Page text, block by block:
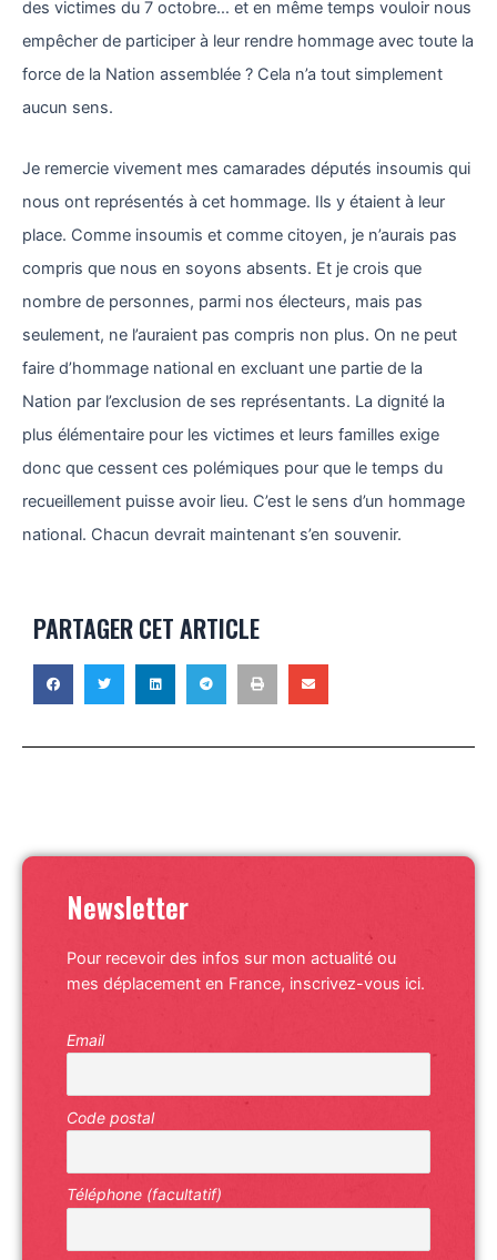
des victimes du 7 octobre… et en même temps vouloir nous
empêcher de participer à leur rendre hommage avec toute la
force de la Nation assemblée ? Cela n’a tout simplement
aucun sens.
Je remercie vivement mes camarades députés insoumis qui
nous ont représentés à cet hommage. Ils y étaient à leur
place. Comme insoumis et comme citoyen, je n’aurais pas
compris que nous en soyons absents. Et je crois que
nombre de personnes, parmi nos électeurs, mais pas
seulement, ne l’auraient pas compris non plus. On ne peut
faire d’hommage national en excluant une partie de la
Nation par l’exclusion de ses représentants. La dignité la
plus élémentaire pour les victimes et leurs familles exige
donc que cessent ces polémiques pour que le temps du
recueillement puisse avoir lieu. C’est le sens d’un hommage
national. Chacun devrait maintenant s’en souvenir.
PARTAGER CET ARTICLE
Newsletter
Pour recevoir des infos sur mon actualité ou
mes déplacement en France, inscrivez-vous ici.
Email
Code postal
Téléphone (facultatif)